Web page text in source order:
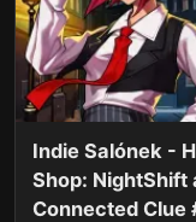
Indie Salónek -
Shop:
Connected Clue